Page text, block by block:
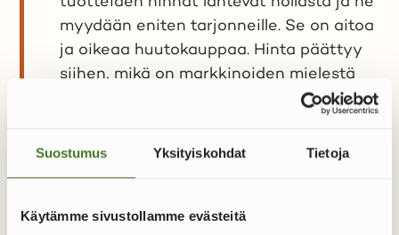
Suostumus Yksityiskohdat Tietoja
Käytämme sivustollamme evästeitä
myydään eniten tarjonneille. Se on aitoa
ja oikeaa huutokauppaa. Hinta päättyy
siihen, mikä on markkinoiden mielestä
megavarastoa